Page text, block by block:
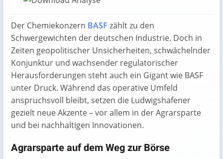
Der Chemiekonzern BASF zählt zu den
Schwergewichten der deutschen Industrie. Doch in
Zeiten geopolitischer Unsicherheiten, schwächelnder
Konjunktur und wachsender regulatorischer
Herausforderungen steht auch ein Gigant wie BASF
unter Druck. Während das operative Umfeld
anspruchsvoll bleibt, setzen die Ludwigshafener
gezielt neue Akzente – vor allem in der Agrarsparte
und bei nachhaltigen Innovationen.
Agrarsparte auf dem Weg zur Börse